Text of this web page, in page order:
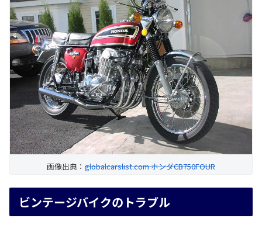
画像出典： globalcarslist.com ホンダCB750FOUR
ビンテージバイクのトラブル